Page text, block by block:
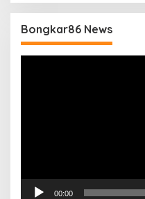
Bongkar86 News
00:00